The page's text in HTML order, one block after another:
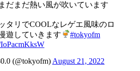
だまだ熱い風が吹いています
タリでCOOLなレゲエ風味のロ
遊していきます
#tokyofm
(@tokyofm) August 21, 2022